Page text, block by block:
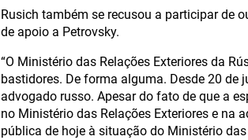
Rusich também se recusou a participar de
de apoio a Petrovsky.
“O Ministério das Relações Exteriores da
bastidores. De forma alguma. Desde 20 de
advogado russo. Apesar do fato de que a
no Ministério das Relações Exteriores e na
pública de hoje à situação do Ministério